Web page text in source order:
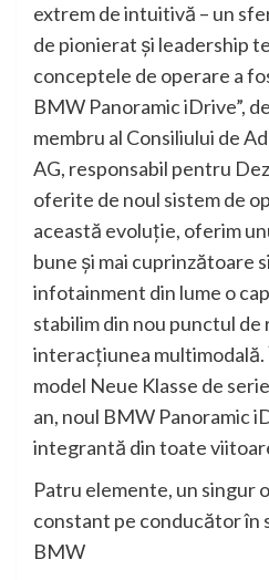
extrem de intuitivă – un
de pionierat şi leadership
conceptele de operare a
BMW Panoramic iDrive”,
membru al Consiliului de
AG, responsabil pentru
oferite de noul sistem de
această evoluţie, oferim
bune şi mai cuprinzătoare
infotainment din lume o
stabilim din nou punctul
interacţiunea multimodală.
model Neue Klasse de
an, noul BMW Panoramic
integrantă din toate
Patru elemente, un singur
constant pe conducător în
BMW